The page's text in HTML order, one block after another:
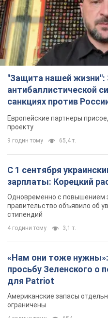
"Защита нашей жизни":
антибаллистической
санкциях против
Видео
Европейские партнеры
проекту
9 годин тому 65,4 т.
С 1 сентября
зарплаты: Корецкий
Одновременно с повышением
правительство объявило об
стипендий
4 години тому 3,1 т.
«Нам они тоже
просьбу Зеленского о
для Patriot
Американские запасы
ограничены